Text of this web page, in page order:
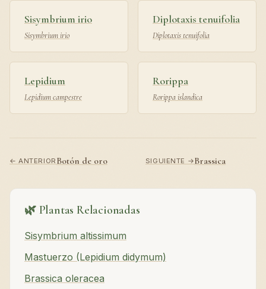
Sisymbrium irio
Sisymbrium irio
Diplotaxis tenuifolia
Diplotaxis tenuifolia
Lepidium
Lepidium campestre
Rorippa
Rorippa islandica
← ANTERIORBotón de oro SIGUIENTE →Brassica
🌿 Plantas Relacionadas
Sisymbrium altissimum
Mastuerzo (Lepidium didymum)
Brassica oleracea